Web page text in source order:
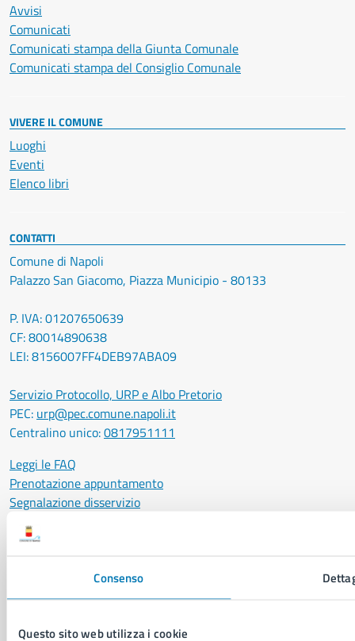
Consenso
Questo sito web utilizza i cookie
Avvisi
Comunicati
Comunicati stampa della Giunta Comunale
Comunicati stampa del Consiglio Comunale
VIVERE IL COMUNE
Luoghi
Eventi
Elenco libri
CONTATTI
Comune di Napoli
Palazzo San Giacomo, Piazza Municipio - 80133
P. IVA: 01207650639
CF: 80014890638
LEI: 8156007FF4DEB97ABA09
Servizio Protocollo, URP e Albo Pretorio
PEC: urp@pec.comune.napoli.it
Centralino unico:0817951111
Leggi le FAQ
Prenotazione appuntamento
Segnalazione disservizio
Richiesta assistenza
Amministrazione trasparente
Social Media Policy
Notifica atti giudiziari